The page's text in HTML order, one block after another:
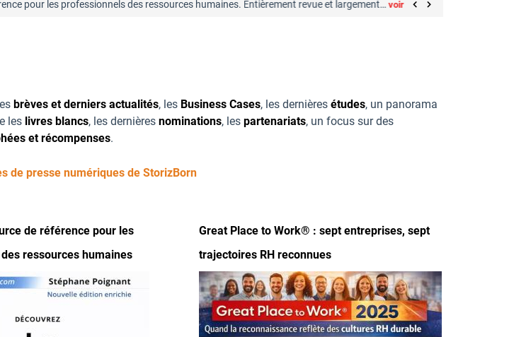
des ressources humaines. Entièrement revue et largement…voir Great Place to Work® :
brèves et derniers actualités, les Business Cases, les dernières études, un panorama
les livres blancs, les dernières nominations, les partenariats, un focus sur des
et récompenses.
de presse numériques de StorizBorn
de référence pour les
ressources humaines
Great Place to Work® : sept entreprises, sept
trajectoires RH reconnues
Image